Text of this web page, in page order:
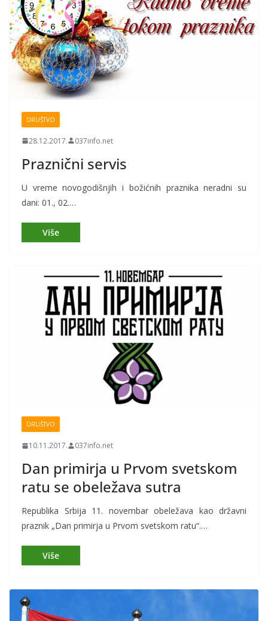
DRUŠTVO
28.12.2017. 037info.net
Praznični servis
U vreme novogodišnjih i božićnih praznika neradni su
dani: 01., 02.…
DRUŠTVO
10.11.2017. 037info.net
Dan primirja u Prvom svetskom
ratu se obeležava sutra
Republika Srbija 11. novembar obeležava kao državni
praznik „Dan primirja u Prvom svetskom ratu“.…